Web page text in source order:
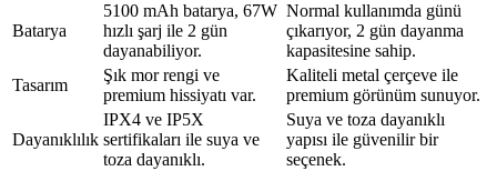
Batarya
5100 mAh batarya, 67W
hızlı şarj ile 2 gün
dayanabiliyor.
Normal kullanımda günü
çıkarıyor, 2 gün dayanma
kapasitesine sahip.
Tasarım
Şık mor rengi ve
premium hissiyatı var.
Kaliteli metal çerçeve ile
premium görünüm sunuyor.
Dayanıklılık
IPX4 ve IP5X
sertifikaları ile suya ve
toza dayanıklı.
Suya ve toza dayanıklı
yapısı ile güvenilir bir
seçenek.